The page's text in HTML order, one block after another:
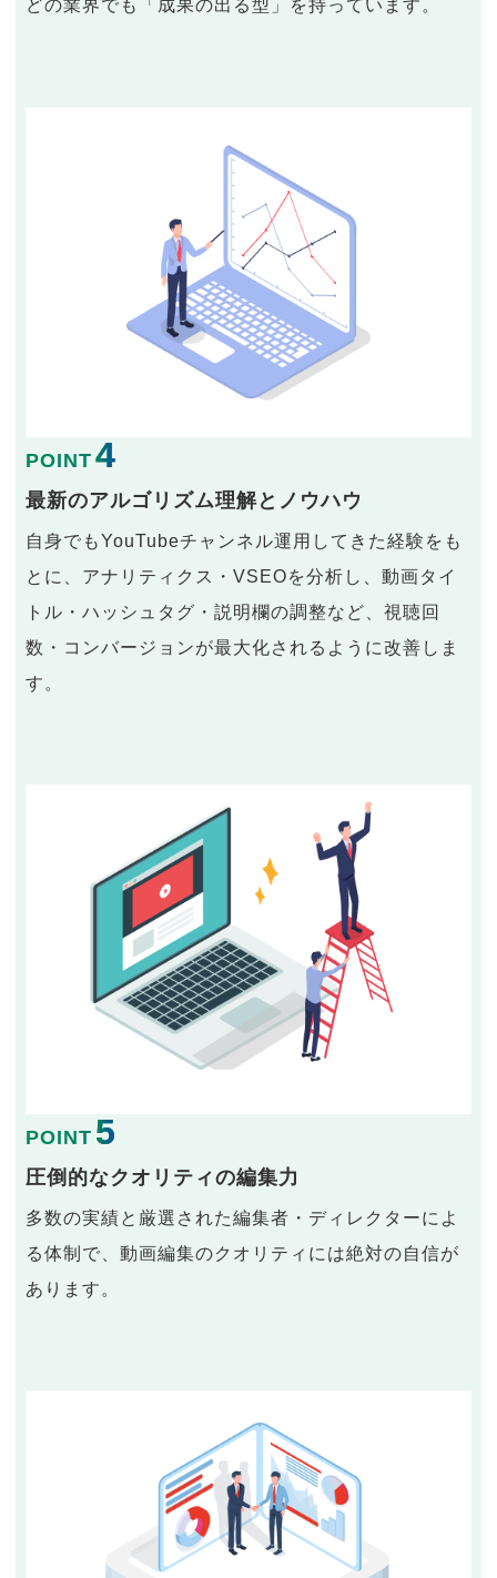
どの業界でも「成果の出る型」を持っています。
POINT 4
最新のアルゴリズム理解とノウハウ
自身でもYouTubeチャンネル運用してきた経験をも
とに、アナリティクス・VSEOを分析し、動画タイ
トル・ハッシュタグ・説明欄の調整など、視聴回
数・コンバージョンが最大化されるように改善しま
す。
POINT 5
圧倒的なクオリティの編集力
多数の実績と厳選された編集者・ディレクターによ
る体制で、動画編集のクオリティには絶対の自信が
あります。